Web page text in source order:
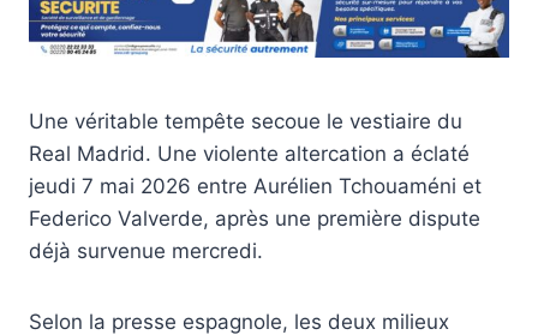
Une véritable tempête secoue le vestiaire du
Real Madrid. Une violente altercation a éclaté
jeudi 7 mai 2026 entre Aurélien Tchouaméni et
Federico Valverde, après une première dispute
déjà survenue mercredi.
Selon la presse espagnole, les deux milieux